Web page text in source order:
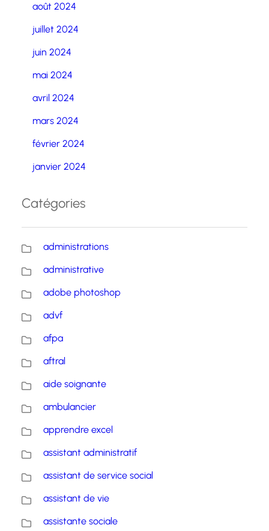
août 2024
juillet 2024
juin 2024
mai 2024
avril 2024
mars 2024
février 2024
janvier 2024
Catégories
administrations
administrative
adobe photoshop
advf
afpa
aftral
aide soignante
ambulancier
apprendre excel
assistant administratif
assistant de service social
assistant de vie
assistante sociale